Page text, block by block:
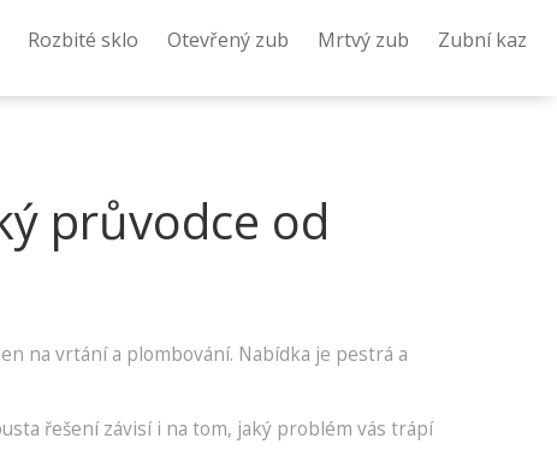
Rozbité sklo Otevřený zub Mrtvý zub Zubní kaz
průvodce od
na vrtání a plombování. Nabídka je pestrá a
řešení závisí i na tom, jaký problém vás trápí